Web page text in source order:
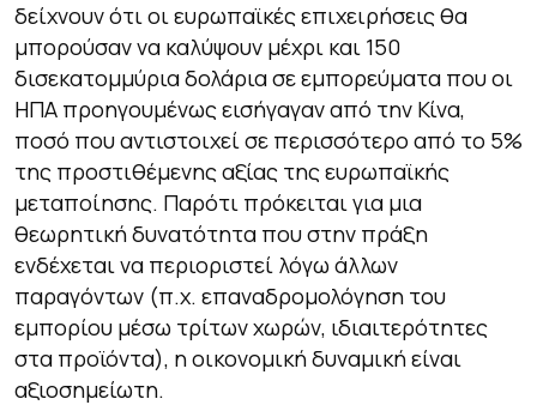
δείχνουν ότι οι ευρωπαϊκές επιχειρήσεις θα
μπορούσαν να καλύψουν μέχρι και 150
δισεκατομμύρια δολάρια σε εμπορεύματα που οι
ΗΠΑ προηγουμένως εισήγαγαν από την Κίνα,
ποσό που αντιστοιχεί σε περισσότερο από το 5%
της προστιθέμενης αξίας της ευρωπαϊκής
μεταποίησης. Παρότι πρόκειται για μια
θεωρητική δυνατότητα που στην πράξη
ενδέχεται να περιοριστεί λόγω άλλων
παραγόντων (π.χ. επαναδρομολόγηση του
εμπορίου μέσω τρίτων χωρών, ιδιαιτερότητες
στα προϊόντα), η οικονομική δυναμική είναι
αξιοσημείωτη.